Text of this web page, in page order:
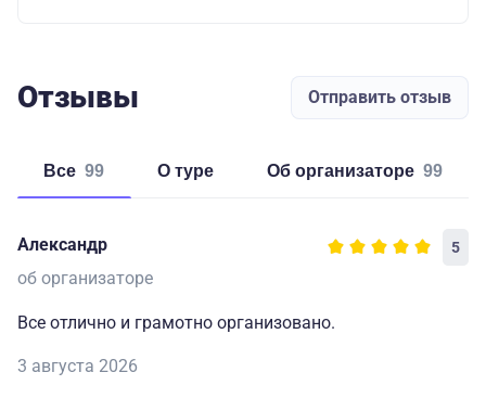
Отзывы Отправить отзыв
Все 99 о туре об организаторе 99
Александр 5
об организаторе
Все отлично и грамотно организовано.
3 августа 2026